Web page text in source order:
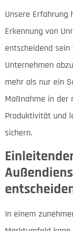
Unsere
Erkennung von
entscheidend
Unternehmen
mehr als nur ein
Maßnahme in der
Produktivität und
sichern.
In einem